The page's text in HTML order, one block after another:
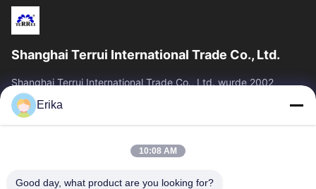
Shanghai Terrui International Trade Co., Ltd.
Shanghai Terrui International Trade Co., Ltd. wurde 2002
gegründet und ist auf die Entwicklung, Herstellung und den
Verkauf von Viehausrüstung...
Schnelllinks
Produkte
Über Uns
Qualitätskontrolle
Erika
10:08 AM
Good day, what product are you looking for?